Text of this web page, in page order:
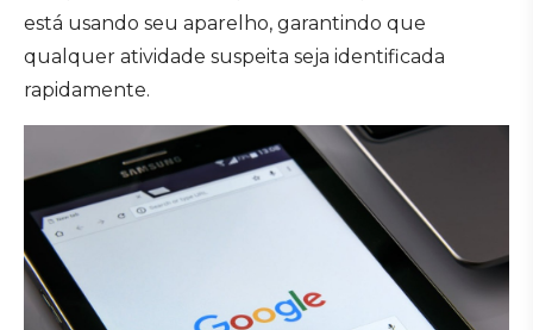
está usando seu aparelho, garantindo que
qualquer atividade suspeita seja identificada
rapidamente.